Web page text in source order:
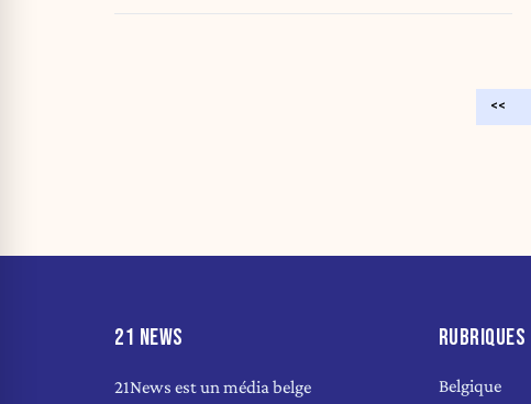
<<
21 NEWS
21News est un média belge
RUBRIQUES
Belgique